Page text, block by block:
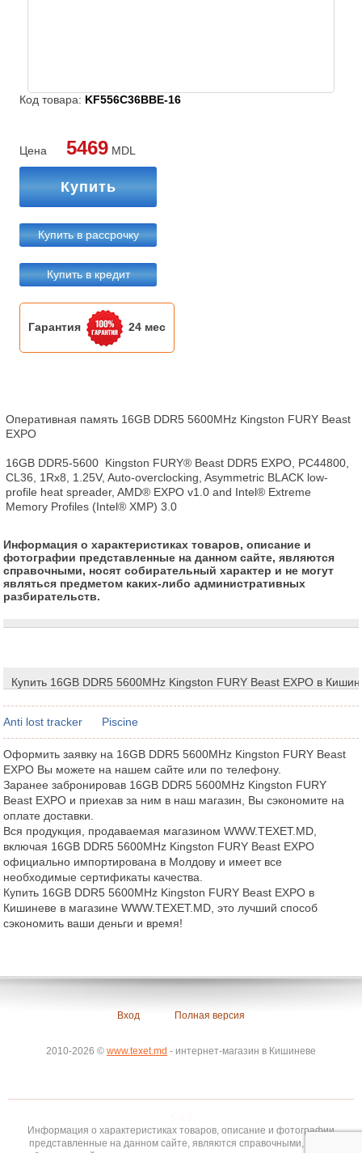
Код товара: KF556C36BBE-16
Цена 5469 MDL
Купить
Купить в рассрочку
Купить в кредит
Гарантия 24 мес
Оперативная память 16GB DDR5 5600MHz Kingston FURY Beast
EXPO
16GB DDR5-5600  Kingston FURY® Beast DDR5 EXPO, PC44800,
CL36, 1Rx8, 1.25V, Auto-overclocking, Asymmetric BLACK low-
profile heat spreader, AMD® EXPO v1.0 and Intel® Extreme
Memory Profiles (Intel® XMP) 3.0
Информация о характеристиках товаров, описание и
фотографии представленные на данном сайте, являются
справочными, носят собирательный характер и не могут
являться предметом каких-либо административных
разбирательств.
Купить 16GB DDR5 5600MHz Kingston FURY Beast EXPO в
Anti lost tracker Piscine
Оформить заявку на 16GB DDR5 5600MHz Kingston FURY Beast
EXPO Вы можете на нашем сайте или по телефону.
Заранее забронировав 16GB DDR5 5600MHz Kingston FURY
Beast EXPO и приехав за ним в наш магазин, Вы сэкономите на
оплате доставки.
Вся продукция, продаваемая магазином WWW.TEXET.MD,
включая 16GB DDR5 5600MHz Kingston FURY Beast EXPO
официально импортирована в Молдову и имеет все
необходимые сертификаты качества.
Купить 16GB DDR5 5600MHz Kingston FURY Beast EXPO в
Кишиневе в магазине WWW.TEXET.MD, это лучший способ
сэкономить ваши деньги и время!
Вход Полная версия
2010-2026 © www.texet.md - интернет-магазин в Кишиневе
Информация о характеристиках товаров, описание и фотографии
представленные на данном сайте, являются справочными, носят